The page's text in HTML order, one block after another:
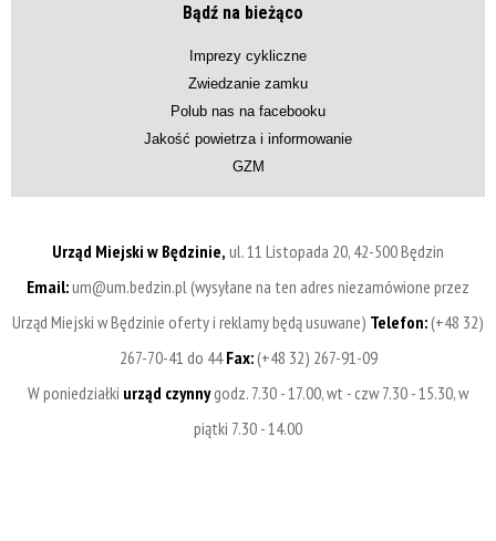
Bądź na bieżąco
Imprezy cykliczne
Zwiedzanie zamku
Polub nas na facebooku
Jakość powietrza i informowanie
GZM
Urząd Miejski w Będzinie, ul. 11 Listopada 20, 42-500 Będzin
Email:um@um.bedzin.pl (wysyłane na ten adres niezamówione przez
Urząd Miejski w Będzinie oferty i reklamy będą usuwane) Telefon:(+48 32)
267-70-41 do 44Fax:(+48 32) 267-91-09
W poniedziałki urząd czynnygodz. 7.30 - 17.00, wt - czw 7.30 - 15.30, w
piątki 7.30 - 14.00